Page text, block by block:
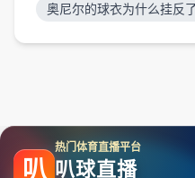
奥尼尔的球衣为什么挂反
叭
热门体育直播平台
叭球直播